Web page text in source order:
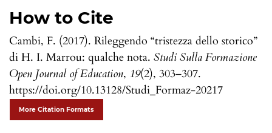
How to Cite
Cambi, F. (2017). Rileggendo “tristezza dello storico”
di H. I. Marrou: qualche nota. Studi Sulla Formazione
Open Journal of Education, 19(2), 303–307.
https://doi.org/10.13128/Studi_Formaz-20217
More Citation Formats